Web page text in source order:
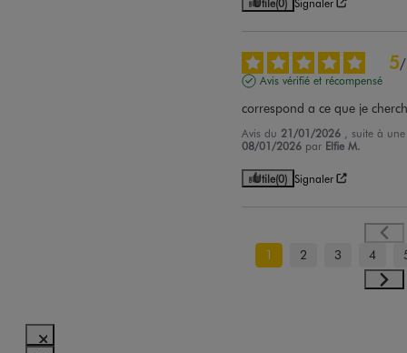
5/
Avis vérifié et récompensé
correspond a ce que je
Avis du 21/01/2026
, suite à
08/01/2026 par Elfie M.
Utile(0) Signaler
1 2 3 4